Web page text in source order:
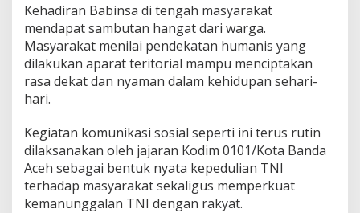
Kehadiran Babinsa di tengah masyarakat
mendapat sambutan hangat dari warga.
Masyarakat menilai pendekatan humanis yang
dilakukan aparat teritorial mampu menciptakan
rasa dekat dan nyaman dalam kehidupan sehari-
hari.
Kegiatan komunikasi sosial seperti ini terus rutin
dilaksanakan oleh jajaran Kodim 0101/Kota Banda
Aceh sebagai bentuk nyata kepedulian TNI
terhadap masyarakat sekaligus memperkuat
kemanunggalan TNI dengan rakyat.